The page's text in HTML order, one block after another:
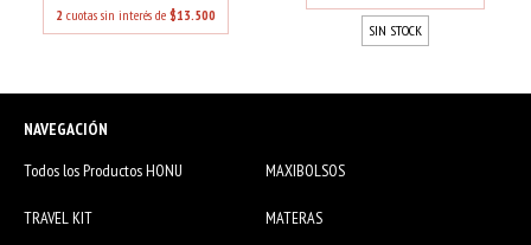
2 cuotas sin interés de $13.500
SIN STOCK
NAVEGACIÓN
Todos los Productos HONU
MAXIBOLSOS
TRAVEL KIT MATERAS